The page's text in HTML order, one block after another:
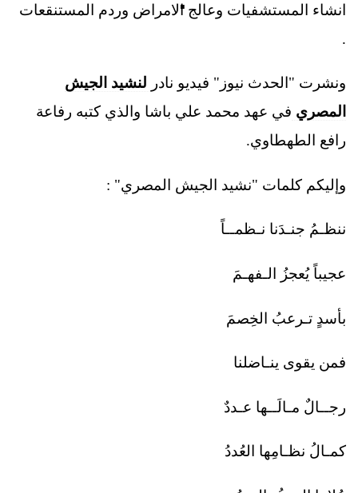
انشاء المستشفيات وعالج الامراض وردم المستنقعات
.
ونشرت "الحدث نيوز" فيديو نادر لنشيد الجيش
المصري في عهد محمد علي باشا والذي كتبه رفاعة
رافع الطهطاوي.
وإليكم كلمات "نشيد الجيش المصري" :
ننظـمُ جنـدَنا نـظمــاً
عجيباً يُعجزُ الـفهـمَ
بأسدٍ تـرعبُ الخِصمَ
فمن يقوى ينـاضلنا
رجــالٌ مـالَــها عـددٌ
كمـالُ نظـامِها العُددُ